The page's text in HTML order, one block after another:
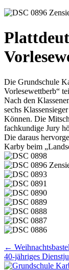
Die Grundschule
Vorlesewettberb“
Nach den
sechs
Können. Die
fachkundige Jury
Die daraus
Karby beim
Posts
navigation
←
40-jähriges